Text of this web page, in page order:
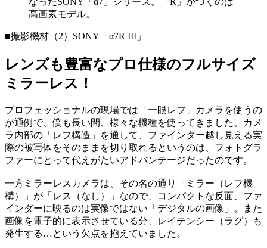
高画素モデル。
■撮影機材（2）SONY「α7R III」
レンズも豊富なプロ仕様のフルサイズ
ミラーレス！
プロフェッショナルの現場では「一眼レフ」カメラを使うの
が通例で、僕も長い間、様々な機種を使ってきました。カメ
ラ内部の「レフ構造」を通して、ファインダー越し見える実
際の被写体をそのままを切り取れるというのは、フォトグラ
ファーにとって代えがたいアドバンテージだったのです。
一方ミラーレスカメラは、その名の通り「ミラー（レフ機
構）」が「レス（なし）」なので、コンパクトな反面、ファ
インダーに映るのは実像ではない「デジタルの画像」。また
画像を電子的に表示させている分、レイテンシー（ラグ）も
発生する…という欠点を抱えていました。